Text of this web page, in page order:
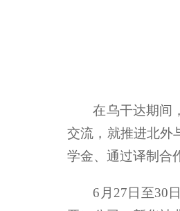
在乌干达期间
交流，就推进北外
学金、通过译制合
6月27日至30